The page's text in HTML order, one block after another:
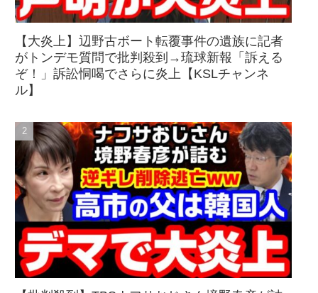
【大炎上】辺野古ボート転覆事件の遺族に記者
がトンデモ質問で批判殺到→琉球新報「訴える
ぞ！」訴訟恫喝でさらに炎上【KSLチャンネ
ル】